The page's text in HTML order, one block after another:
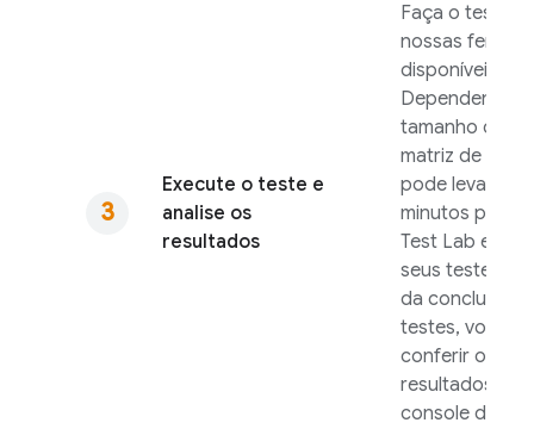
Execute o teste e
analise os
resultados
Faça o teste
nossas
disponíveis.
Dependendo
tamanho da
matriz de
pode levar
minutos para
Test Lab
seus testes.
da conclusão
testes, você
conferir os
resultados no
console do